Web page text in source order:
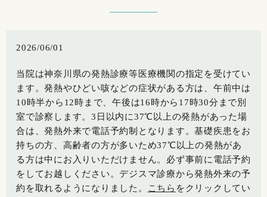
2026/06/01
当院は神奈川県の発熱診療等医療機関の指定を受けてい
ます。発熱やひどい咳などの症状がある方は、午前中は
10時半から12時まで、午後は16時から17時30分まで別
室で診察します。3日以内に37℃以上の発熱があった場
合は、発熱外来で電話予約制 となります。基礎疾患をお
持ちの方、高齢者の方が多いため37℃以上の発熱があ
る方は中にお入りいただけません。 必ず事前に 電話予約
をしてお越しください。デジスマ診療から発熱外来の予
約を取れるようになりました。
こちら をクリックしてい